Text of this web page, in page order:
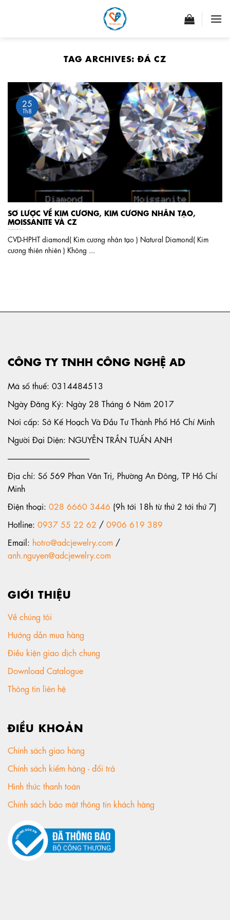
TAG ARCHIVES:ĐÁ CZ
SƠ LƯỢC VỀ KIM CƯƠNG, KIM CƯƠNG NHÂN TẠO,
MOISSANITE VÀ CZ
CVD-HPHT diamond( Kim cương nhân tạo ) Natural Diamond( Kim
cương thiên nhiên ) Không ...
25
Th8
CÔNG TY TNHH CÔNG NGHỆ AD
Mã số thuế: 0314484513
Ngày Đăng Ký: Ngày 28 Tháng 6 Năm 2017
Nơi cấp: Sở Kế Hoạch Và Đầu Tư Thành Phố Hồ Chí Minh
Người Đại Diện: NGUYỄN TRẦN TUẤN ANH
-----------------------------------------------------
Địa chỉ: Số 569 Phan Văn Trị, Phường An Đông, TP Hồ Chí
Minh
Điện thoại: 028 6660 3446 (9h tới 18h từ thứ 2 tới thứ 7)
Hotline: 0937 55 22 62 / 0906 619 389
Email: hotro@adcjewelry.com /
anh.nguyen@adcjewelry.com
GIỚI THIỆU
Về chúng tôi
Hướng dẫn mua hàng
Điều kiện giao dịch chung
Download Catalogue
Thông tin liên hệ
ĐIỀU KHOẢN
Chính sách giao hàng
Chính sách kiểm hàng - đổi trả
Hình thức thanh toán
Chính sách bảo mật thông tin khách hàng